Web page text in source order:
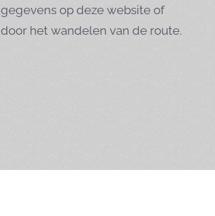
gegevens op deze website of
door het wandelen van de route.